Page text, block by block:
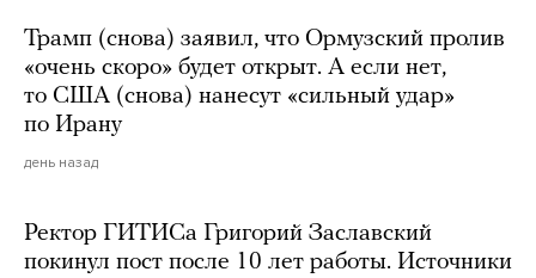
Трамп (снова) заявил, что Ормузский пролив
«очень скоро» будет открыт. А если нет,
то США (снова) нанесут «сильный удар»
по Ирану
день назад
Ректор ГИТИСа Григорий Заславский
покинул пост после 10 лет работы. Источники